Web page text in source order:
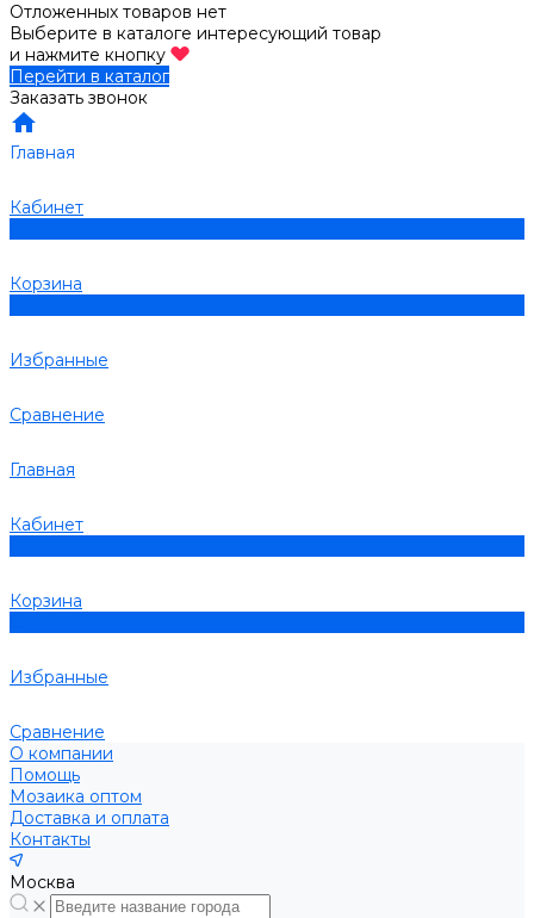
Отложенных товаров нет
Выберите в каталоге интересующий товар
и нажмите кнопку
Перейти в каталог
Заказать звонок
Главная
Кабинет
Корзина
Избранные
Сравнение
Главная
Кабинет
Корзина
Избранные
Сравнение
О компании
Помощь
Мозаика оптом
Доставка и оплата
Контакты
Москва